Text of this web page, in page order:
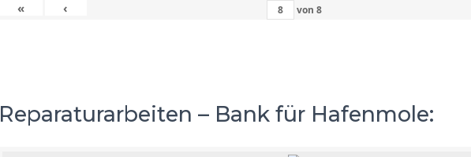
« ‹ von 8
Reparaturarbeiten – Bank für Hafenmole: